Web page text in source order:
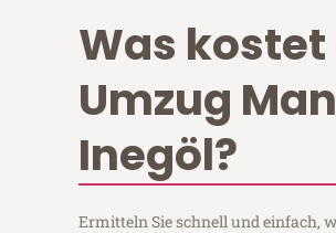
Was kostet
Umzug
Inegöl?
Ermitteln Sie schnell und einfach,